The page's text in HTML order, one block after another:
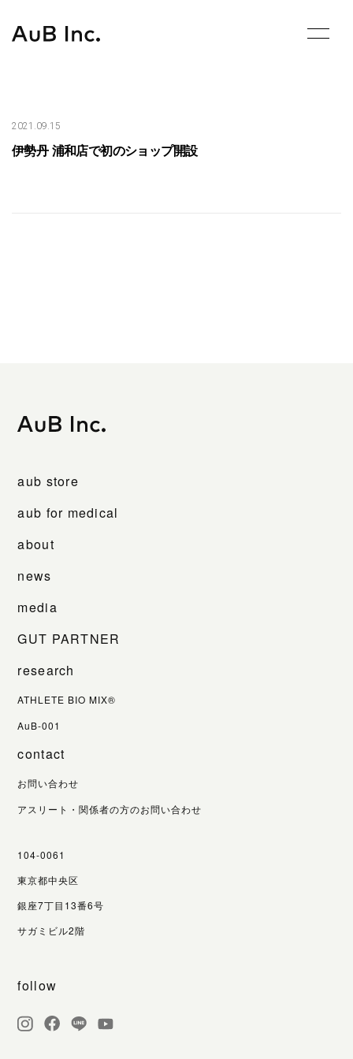
content
2021.09.15
伊勢丹 浦和店で初のショップ開設
aub store
aub for medical
about
news
media
GUT PARTNER
research
ATHLETE BIO MIX®
AuB-001
contact
お問い合わせ
アスリート・関係者の方のお問い合わせ
104-0061
東京都中央区
銀座7丁目13番6号
サガミビル2階
follow